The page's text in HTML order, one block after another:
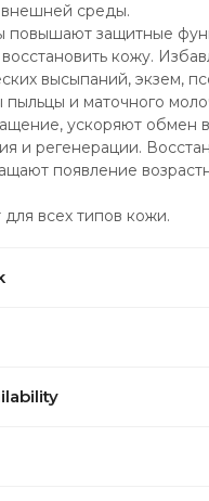
среды.
повышают защитные
кожу.
высыпаний, экзем,
пыльцы и маточного
ускоряют обмен
и регенерации.
появление
всех типов кожи.